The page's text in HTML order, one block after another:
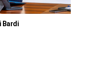
Bardi